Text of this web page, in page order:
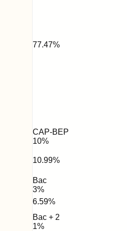
77.47%
CAP-BEP
10%
10.99%
Bac
3%
6.59%
Bac + 2
1%